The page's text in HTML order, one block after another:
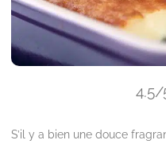
4.5/
S’il y a bien une douce